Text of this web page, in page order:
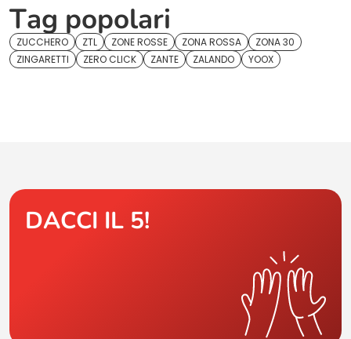
Tag popolari
ZUCCHERO ZTL ZONE ROSSE ZONA ROSSA
ZONA 30
ZINGARETTI
ZERO CLICK ZANTE ZALANDO YOOX
DACCI IL 5!